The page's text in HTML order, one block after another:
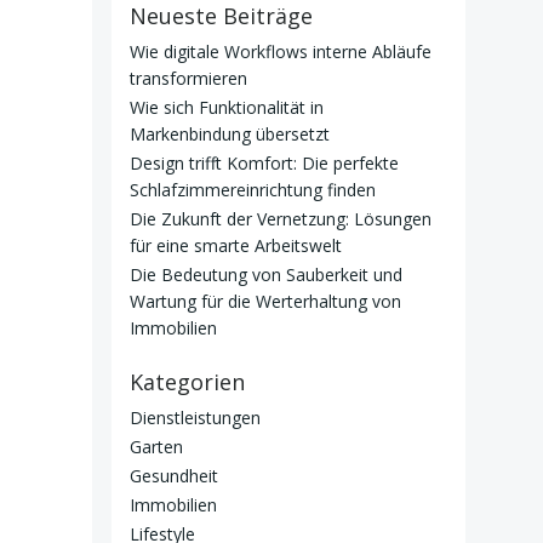
Neueste Beiträge
Wie digitale Workflows interne Abläufe
transformieren
Wie sich Funktionalität in
Markenbindung übersetzt
Design trifft Komfort: Die perfekte
Schlafzimmereinrichtung finden
Die Zukunft der Vernetzung: Lösungen
für eine smarte Arbeitswelt
Die Bedeutung von Sauberkeit und
Wartung für die Werterhaltung von
Immobilien
Kategorien
Dienstleistungen
Garten
Gesundheit
Immobilien
Lifestyle